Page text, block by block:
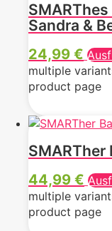
Sandra &
24,99 €
multiple
product page
SMARTher
44,99 €
multiple
product page